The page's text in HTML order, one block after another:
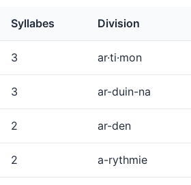
Syllabes Division
3 ar·ti·mon
3 ar-duin-na
2 ar-den
2 a-rythmie